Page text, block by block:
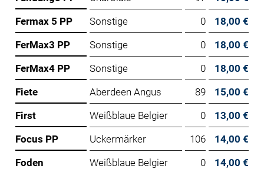
Fermax 5 PP
Sonstige 0
18,00 €
FerMax3 PP
Sonstige 0
18,00 €
FerMax4 PP
Sonstige 0
18,00 €
Fiete
Aberdeen Angus 89
15,00 €
First
Weißblaue Belgier 0
13,00 €
Focus PP
Uckermärker 106
14,00 €
Foden
Weißblaue Belgier 0
14,00 €